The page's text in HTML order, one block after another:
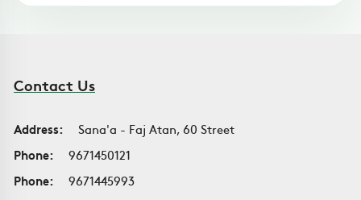
Contact Us
Address:
Sana'a - Faj Atan, 60 Street
Phone:
9671450121
Phone:
9671445993